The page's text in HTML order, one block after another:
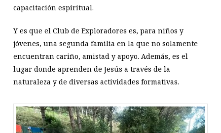
capacitación espiritual.
Y es que el Club de Exploradores es, para niños y
jóvenes, una segunda familia en la que no solamente
encuentran cariño, amistad y apoyo. Además, es el
lugar donde aprenden de Jesús a través de la
naturaleza y de diversas actividades formativas.